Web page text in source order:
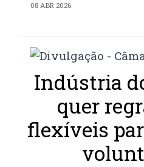
08 ABR 2026
Indústria
quer
flexíveis